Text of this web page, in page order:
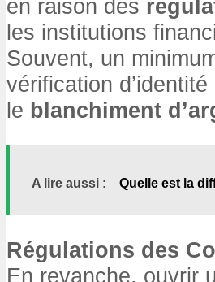
en raison des
les institutions
Souvent, un
vérification
le blanchiment
A lire aussi : Quelle est la
Régulations des
En revanche, ouvrir